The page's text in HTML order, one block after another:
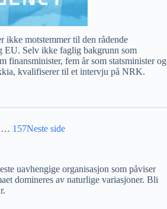
motstemmer til den rådende
Selv ikke faglig bakgrunn som
finansminister, fem år som statsminister og
kvalifiserer til et intervju på NRK.
… 157Neste side
uavhengige organisasjon som påviser
domineres av naturlige variasjoner. Bli